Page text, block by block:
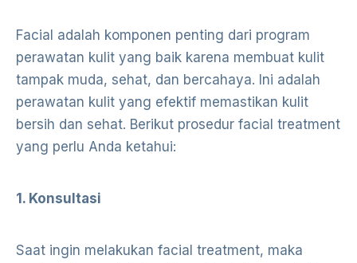
Facial adalah komponen penting dari program
perawatan kulit yang baik karena membuat kulit
tampak muda, sehat, dan bercahaya. Ini adalah
perawatan kulit yang efektif memastikan kulit
bersih dan sehat. Berikut prosedur facial treatment
yang perlu Anda ketahui:
1. Konsultasi
Saat ingin melakukan facial treatment, maka